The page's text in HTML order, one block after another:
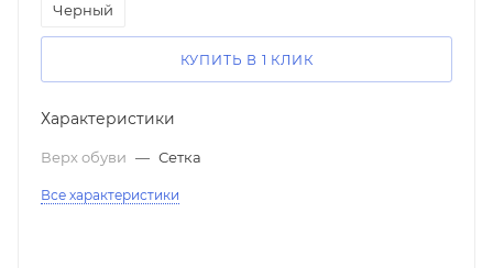
Черный
КУПИТЬ В 1 КЛИК
Характеристики
Верх обуви — Сетка
Все характеристики